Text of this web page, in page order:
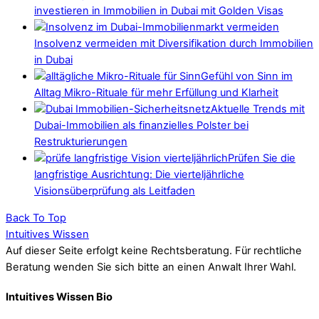
investieren in Immobilien in Dubai mit Golden Visas
Insolvenz vermeiden mit Diversifikation durch Immobilien
in Dubai
Gefühl von Sinn im
Alltag Mikro-Rituale für mehr Erfüllung und Klarheit
Aktuelle Trends mit
Dubai-Immobilien als finanzielles Polster bei
Restrukturierungen
Prüfen Sie die
langfristige Ausrichtung: Die vierteljährliche
Visionsüberprüfung als Leitfaden
Back To Top
Intuitives Wissen
Auf dieser Seite erfolgt keine Rechtsberatung. Für rechtliche
Beratung wenden Sie sich bitte an einen Anwalt Ihrer Wahl.
Intuitives Wissen Bio